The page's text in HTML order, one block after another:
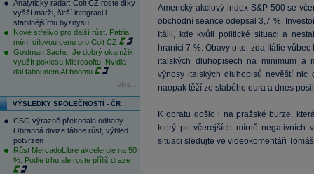
Analytický radar: Colt CZ roste díky
vyšší marži, širší integraci i
stabilnějšímu byznysu
Nové střelivo pro další růst. Patria
mění cílovou cenu pro Colt CZ
Goldman Sachs: Je dobrý okamžik
využít poklesu Microsoftu. Nvidia
dál tahounem AI boomu
více...
VÝSLEDKY SPOLEČNOSTÍ - ČR
CSG výrazně překonala odhady.
Obranná divize táhne růst, výhled
potvrzen
Růst MercadoLibre akceleruje na 50
%. Podle trhu ale roste příliš draze
Americký akciový index S&P 500 se
obchodní seance odepsal 3,7 %.
Itálii, kde kvůli politické situaci a
hranici 7 %. Obavy o to, zda Itálie
italských dluhopisech na minimum a
výnosy italských dluhopisů nevěští nic
naopak těží ze slabého eura a dnes
K obratu došlo i na pražské burze,
který po včerejších mírně negativních
situaci sledujte ve videokomentáři